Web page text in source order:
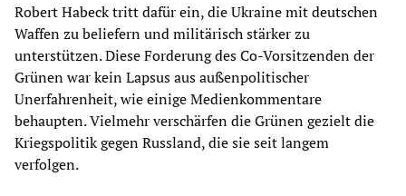
Robert Habeck tritt dafür ein, die Ukraine mit deutschen
Waffen zu beliefern und militärisch stärker zu
unterstützen. Diese Forderung des Co-Vorsitzenden der
Grünen war kein Lapsus aus außenpolitischer
Unerfahrenheit, wie einige Medienkommentare
behaupten. Vielmehr verschärfen die Grünen gezielt die
Kriegspolitik gegen Russland, die sie seit langem
verfolgen.